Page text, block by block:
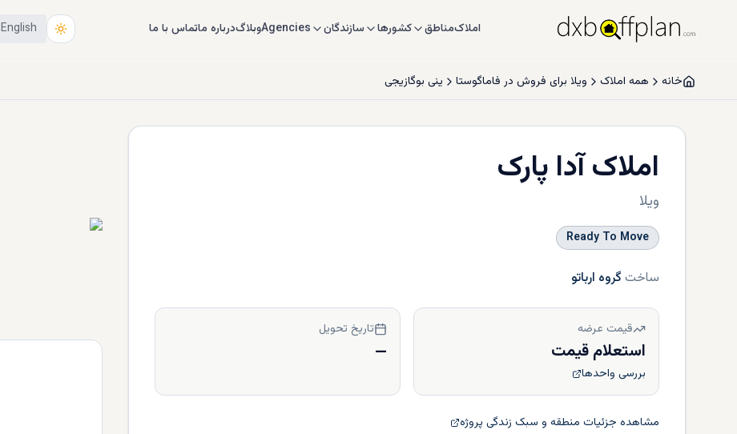
املاکمناطق کشورها سازندگان Agenciesوبلاگدرباره ماتماس با ما English
خانه همه املاک ویلا برای فروش در فاماگوستا ینی بوگازیجی
املاک آدا پارک
ویلا
Ready To Move
ساخت گروه ارباتو
قیمت عرضه
استعلام قیمت
بررسی واحدها
تاریخ تحویل
—
مشاهده جزئیات منطقه و سبک زندگی پروژه